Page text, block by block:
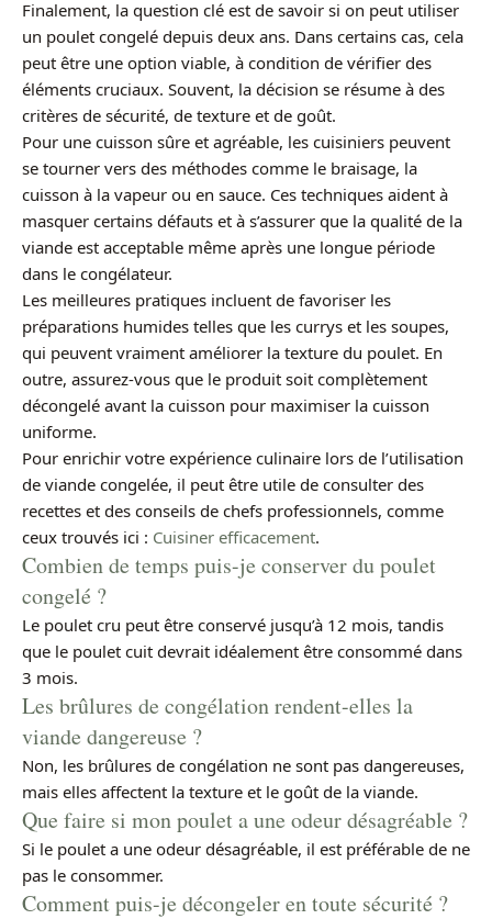
Finalement, la question clé est de savoir si on peut utiliser
un poulet congelé depuis deux ans. Dans certains cas, cela
peut être une option viable, à condition de vérifier des
éléments cruciaux. Souvent, la décision se résume à des
critères de sécurité, de texture et de goût.
Pour une cuisson sûre et agréable, les cuisiniers peuvent
se tourner vers des méthodes comme le braisage, la
cuisson à la vapeur ou en sauce. Ces techniques aident à
masquer certains défauts et à s’assurer que la qualité de la
viande est acceptable même après une longue période
dans le congélateur.
Les meilleures pratiques incluent de favoriser les
préparations humides telles que les currys et les soupes,
qui peuvent vraiment améliorer la texture du poulet. En
outre, assurez-vous que le produit soit complètement
décongelé avant la cuisson pour maximiser la cuisson
uniforme.
Pour enrichir votre expérience culinaire lors de l’utilisation
de viande congelée, il peut être utile de consulter des
recettes et des conseils de chefs professionnels, comme
ceux trouvés ici : Cuisiner efficacement.
Combien de temps puis-je conserver du poulet
congelé ?
Le poulet cru peut être conservé jusqu’à 12 mois, tandis
que le poulet cuit devrait idéalement être consommé dans
3 mois.
Les brûlures de congélation rendent-elles la
viande dangereuse ?
Non, les brûlures de congélation ne sont pas dangereuses,
mais elles affectent la texture et le goût de la viande.
Que faire si mon poulet a une odeur désagréable ?
Si le poulet a une odeur désagréable, il est préférable de ne
pas le consommer.
Comment puis-je décongeler en toute sécurité ?